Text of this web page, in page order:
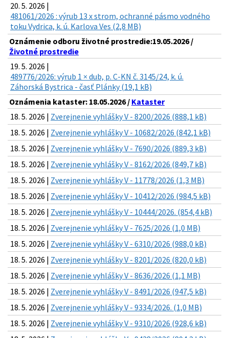
20. 5. 2026 |
481061/2026 : výrub 13 x strom, ochranné pásmo vodného
toku Vydrica, k. ú. Karlova Ves (2,8 MB)
Oznámenie odboru životné prostredie:19.05.2026 /
Životné prostredie
19. 5. 2026 |
489776/2026: výrub 1 × dub, p. C-KN č. 3145/24, k. ú.
Záhorská Bystrica - časť Plánky (19,1 kB)
Oznámenia kataster: 18.05.2026 / Kataster
18. 5. 2026 | Zverejnenie vyhlášky V - 8200/2026 (888,1 kB)
18. 5. 2026 | Zverejnenie vyhlášky V - 10682/2026 (842,1 kB)
18. 5. 2026 | Zverejnenie vyhlášky V - 7690/2026 (889,3 kB)
18. 5. 2026 | Zverejnenie vyhlášky V - 8162/2026 (849,7 kB)
18. 5. 2026 | Zverejnenie vyhlášky V - 11778/2026 (1,3 MB)
18. 5. 2026 | Zverejnenie vyhlášky V - 10412/2026 (984,5 kB)
18. 5. 2026 | Zverejnenie vyhlášky V - 10444/2026. (854,4 kB)
18. 5. 2026 | Zverejnenie vyhlášky V - 7625/2026 (1,0 MB)
18. 5. 2026 | Zverejnenie vyhlášky V - 6310/2026 (988,0 kB)
18. 5. 2026 | Zverejnenie vyhlášky V - 8201/2026 (820,0 kB)
18. 5. 2026 | Zverejnenie vyhlášky V - 8636/2026 (1,1 MB)
18. 5. 2026 | Zverejnenie vyhlášky V - 8491/2026 (947,5 kB)
18. 5. 2026 | Zverejnenie vyhlášky V - 9334/2026. (1,0 MB)
18. 5. 2026 | Zverejnenie vyhlášky V - 9310/2026 (928,6 kB)